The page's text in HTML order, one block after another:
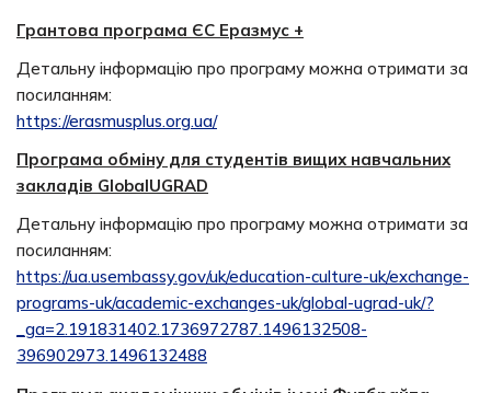
Грантова програма ЄС Еразмус +
Детальну інформацію про програму можна отримати за
посиланням:
https://erasmusplus.org.ua/
Програма обміну для студентів вищих навчальних
закладів GlobalUGRAD
Детальну інформацію про програму можна отримати за
посиланням:
https://ua.usembassy.gov/uk/education-culture-uk/exchange-
programs-uk/academic-exchanges-uk/global-ugrad-uk/?
_ga=2.191831402.1736972787.1496132508-
396902973.1496132488